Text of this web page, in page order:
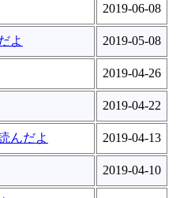
2019-06-08
よ 2019-05-08
2019-04-26
2019-04-22
んだよ 2019-04-13
2019-04-10